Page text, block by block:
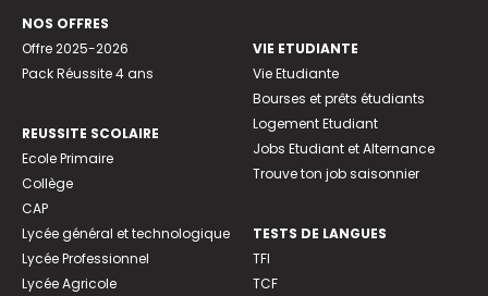
NOS OFFRES
Offre 2025-2026
Pack Réussite 4 ans
REUSSITE SCOLAIRE
Ecole Primaire
Collège
CAP
Lycée général et technologique
Lycée Professionnel
Lycée Agricole
VIE ETUDIANTE
Vie Etudiante
Bourses et prêts étudiants
Logement Etudiant
Jobs Etudiant et Alternance
Trouve ton job saisonnier
TESTS DE LANGUES
TFI
TCF